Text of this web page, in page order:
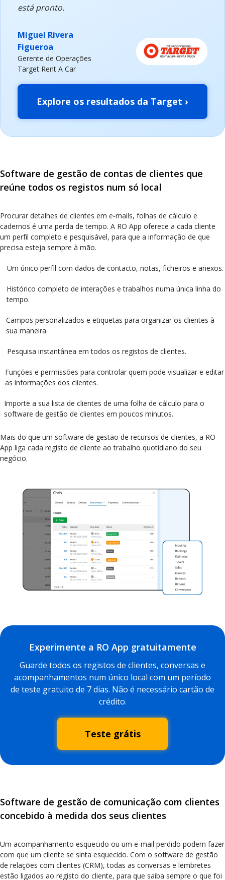
está pronto.
Miguel Rivera
Figueroa
Gerente de Operações
Target Rent A Car
Explore os resultados da Target ›
Software de gestão de contas de clientes que
reúne todos os registos num só local
Procurar detalhes de clientes em e-mails, folhas de cálculo e
cadernos é uma perda de tempo. A RO App oferece a cada cliente
um perfil completo e pesquisável, para que a informação de que
precisa esteja sempre à mão.
Um único perfil com dados de contacto, notas, ficheiros e anexos.
Histórico completo de interações e trabalhos numa única linha do
tempo.
Campos personalizados e etiquetas para organizar os clientes à
sua maneira.
Pesquisa instantânea em todos os registos de clientes.
Funções e permissões para controlar quem pode visualizar e editar
as informações dos clientes.
Importe a sua lista de clientes de uma folha de cálculo para o
software de gestão de clientes em poucos minutos.
Mais do que um software de gestão de recursos de clientes, a RO
App liga cada registo de cliente ao trabalho quotidiano do seu
negócio.
Experimente a RO App gratuitamente
Guarde todos os registos de clientes, conversas e
acompanhamentos num único local com um período
de teste gratuito de 7 dias. Não é necessário cartão de
crédito.
Teste grátis
Software de gestão de comunicação com clientes
concebido à medida dos seus clientes
Um acompanhamento esquecido ou um e-mail perdido podem fazer
com que um cliente se sinta esquecido. Com o software de gestão
de relações com clientes (CRM), todas as conversas e lembretes
estão ligados ao registo do cliente, para que saiba sempre o que foi